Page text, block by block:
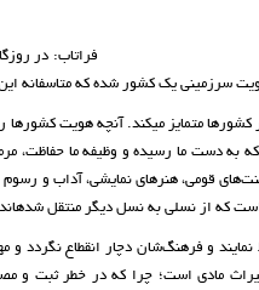
فراتاب: در
سرزمینی یک کشور شده که متاسفانه این
متمایز می­کند. آنچه هویت
به دست ما رسیده و وظیفه ما حفاظت،
قومی، هنرهای نمایشی، آداب و رسوم
که از نسلی به نسل دیگر منتقل
نمایند و فرهنگ‌شان دچار انقطاع نگردد
مادی است؛ چرا که در خطر ثبت